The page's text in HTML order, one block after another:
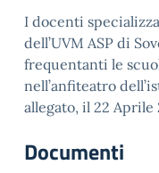
I docenti
dell’UVM ASP di
frequentanti le
nell’anfiteatro
allegato, il 22 Aprile
Documenti